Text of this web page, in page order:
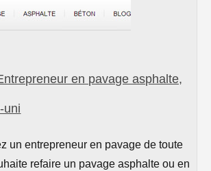
en pavage asphalte,
uni
un entrepreneur en pavage de toute
refaire un pavage asphalte ou en